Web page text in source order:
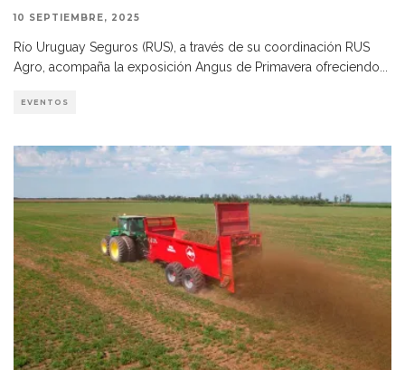
10 SEPTIEMBRE, 2025
Río Uruguay Seguros (RUS), a través de su coordinación RUS
Agro, acompaña la exposición Angus de Primavera ofreciendo...
EVENTOS